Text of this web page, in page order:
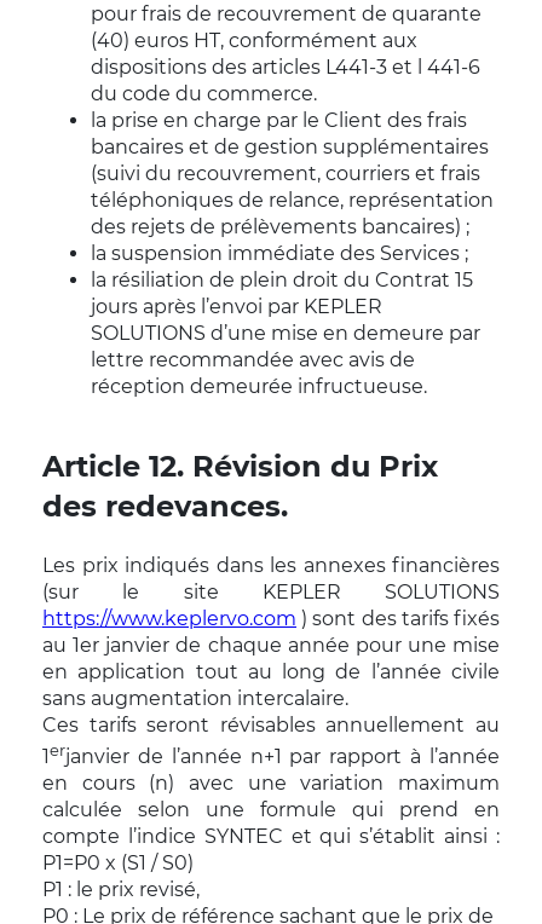
pour frais de recouvrement de quarante
(40) euros HT, conformément aux
dispositions des articles L441-3 et l 441-6
du code du commerce.
la prise en charge par le Client des frais
bancaires et de gestion supplémentaires
(suivi du recouvrement, courriers et frais
téléphoniques de relance, représentation
des rejets de prélèvements bancaires) ;
la suspension immédiate des Services ;
la résiliation de plein droit du Contrat 15
jours après l’envoi par KEPLER
SOLUTIONS d’une mise en demeure par
lettre recommandée avec avis de
réception demeurée infructueuse.
Article 12. Révision du Prix
des redevances.
Les prix indiqués dans les annexes financières
(sur le site KEPLER SOLUTIONS
https://www.keplervo.com ) sont des tarifs fixés
au 1er janvier de chaque année pour une mise
en application tout au long de l’année civile
sans augmentation intercalaire.
Ces tarifs seront révisables annuellement au
1erjanvier de l’année n+1 par rapport à l’année
en cours (n) avec une variation maximum
calculée selon une formule qui prend en
compte l’indice SYNTEC et qui s’établit ainsi :
P1=P0 x (S1 / S0)
P1 : le prix revisé,
P0 : Le prix de référence sachant que le prix de